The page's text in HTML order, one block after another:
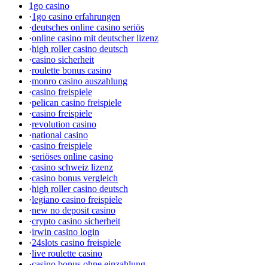
1go casino
·1go casino erfahrungen
·deutsches online casino seriös
·online casino mit deutscher lizenz
·high roller casino deutsch
·casino sicherheit
·roulette bonus casino
·monro casino auszahlung
·casino freispiele
·pelican casino freispiele
·casino freispiele
·revolution casino
·national casino
·casino freispiele
·seriöses online casino
·casino schweiz lizenz
·casino bonus vergleich
·high roller casino deutsch
·legiano casino freispiele
·new no deposit casino
·crypto casino sicherheit
·irwin casino login
·24slots casino freispiele
·live roulette casino